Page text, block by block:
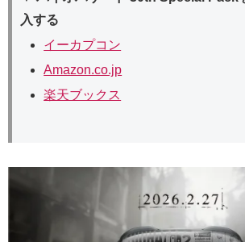
入する
イーカプコン
Amazon.co.jp
楽天ブックス